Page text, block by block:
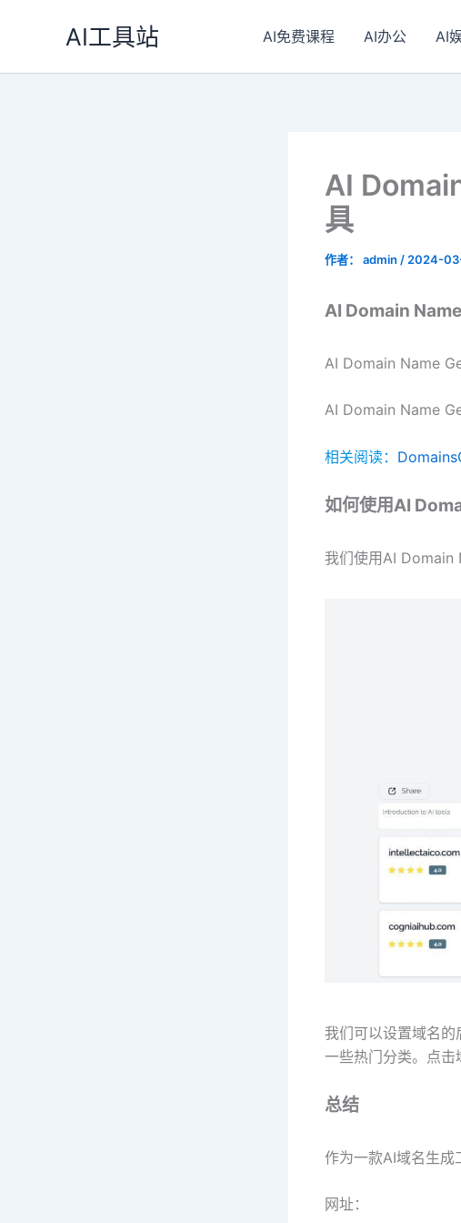
AI工具站 AI免费课程 AI办公 AI
AI
具
作者： admin / 2024-
AI Domain
AI Domain Name
AI Domain Name
相关阅读：
如何使用AI
我们使用AI Domain
我们可以设置域名
一些热门分类。点击
总结
作为一款AI域名生成
网址：